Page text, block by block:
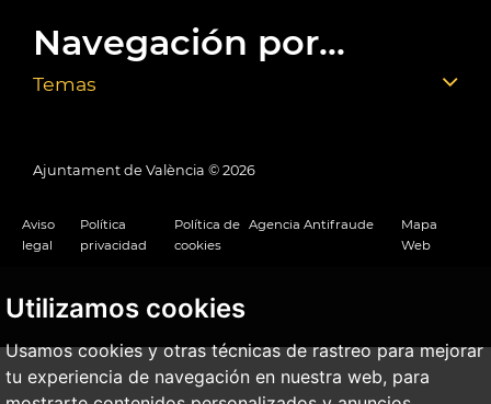
Utilizamos cookies
Usamos cookies y otras técnicas de rastreo para mejorar
tu experiencia de navegación en nuestra web, para
Navegación por...
Temas
Ajuntament de València © 2026
Aviso
legal
Política
privacidad
Política de
cookies
Agencia Antifraude
Mapa
Web